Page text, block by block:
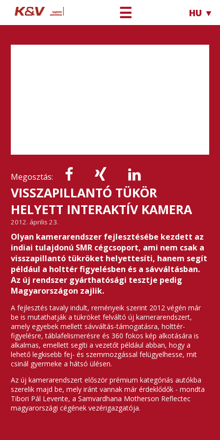
☰ HU ▼
Megosztás:
VISSZAPILLANTÓ TÜKÖR
HELYETT INTERAKTÍV KAMERA
2012. április 23.
Olyan kamerarendszer fejlesztésébe kezdett az
indiai tulajdonú SMR cégcsoport, ami nem csak a
visszapillantó tükröket helyettesíti, hanem segít
például a holttér figyelésben és a sávváltásban.
Az új rendszer gyárthatósági tesztje pedig
Magyarországon zajlik.
A fejlesztés tavaly indult, reményeik szerint 2012 végén már
be is mutathatják a tükröket felváltó új kamerarendszert,
amely egyebek mellett sávváltás-támogatásra, holttér-
figyelésre, táblafelismerésre és 360 fokos kép alkotására is
alkalmas, emellett segíti a vezetőt például abban, hogy a
lehető legkisebb fej- és szemmozgással felügyelhesse, mit
csinál gyermeke a hátsó ülésen.
Az új kamerarendszert először prémium kategóriás autókba
szerelik majd be, mely iránt vannak már érdeklődők - mondta
Tibori Pál Levente, a Samvardhana Motherson Reflectec
magyarországi cégének vezérigazgatója.